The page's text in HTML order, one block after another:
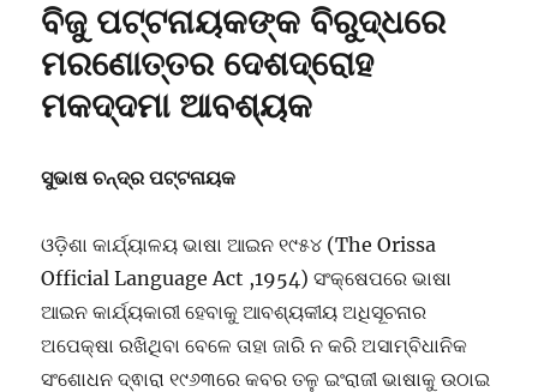
ବିଜୁ ପଟ୍ଟନାୟକଙ୍କ ବିରୁଦ୍ଧରେ
ମରଣୋତ୍ତର ଦେଶଦ୍ରୋହ
ମକଦ୍ଦମା ଆବଶ୍ୟକ
ସୁଭାଷ ଚନ୍ଦ୍ର ପଟ୍ଟନାୟକ
ଓଡ଼ିଶା କାର୍ଯ୍ୟାଳୟ ଭାଷା ଆଇନ ୧୯୫୪ (The Orissa
Official Language Act ,1954) ସଂକ୍ଷେପରେ ଭାଷା
ଆଇନ କାର୍ଯ୍ୟକାରୀ ହେବାକୁ ଆବଶ୍ୟକୀୟ ଅଧିସୂଚନାର
ଅପେକ୍ଷା ରଖିଥିବା ବେଳେ ତାହା ଜାରି ନ କରି ଅସାମ୍ବିଧାନିକ
ସଂଶୋଧନ ଦ୍ଵାରା ୧୯୬୩ରେ କବର ତଳୁ ଇଂରାଜୀ ଭାଷାକୁ ଉଠାଇ